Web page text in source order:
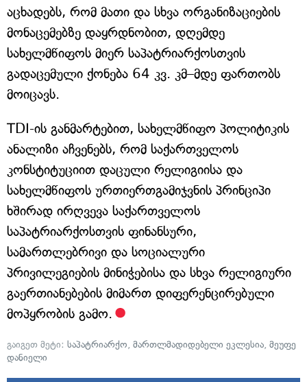
აცხადებს, რომ მათი და სხვა ორგანიზაციების
მონაცემებზე დაყრდნობით, დღემდე
სახელმწიფოს მიერ საპატრიარქოსთვის
გადაცემული ქონება 64 კვ. კმ–მდე ფართობს
მოიცავს.
TDI-ის განმარტებით, სახელმწიფო პოლიტიკის
ანალიზი აჩვენებს, რომ საქართველოს
კონსტიტუციით დაცული რელიგიისა და
სახელმწიფოს ურთიერთგამიჯვნის პრინციპი
ხშირად ირღვევა საქართველოს
საპატრიარქოსთვის ფინანსური,
სამართლებრივი და სოციალური
პრივილეგიების მინიჭებისა და სხვა რელიგიური
გაერთიანებების მიმართ დიფერენცირებული
მოპყრობის გამო.
გაიგეთ მეტი: საპატრიარქო, მართლმადიდებელი ეკლესია, მეუფე
დანიელი